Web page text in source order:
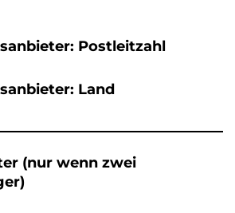
Postleitzahl
Land
(nur wenn zwei